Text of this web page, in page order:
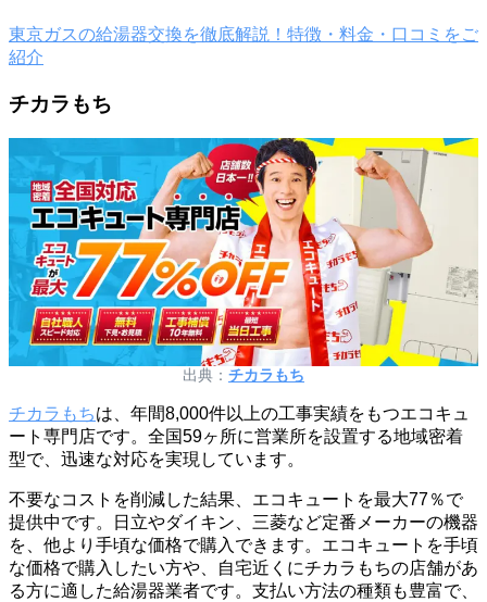
東京ガスの給湯器交換を徹底解説！特徴・料金・口コミをご
紹介
チカラもち
出典： チカラもち
チカラもちは、年間8,000件以上の工事実績をもつエコキュ
ート専門店です。全国59ヶ所に営業所を設置する地域密着
型で、迅速な対応を実現しています。
不要なコストを削減した結果、エコキュートを最大77％で
提供中です。日立やダイキン、三菱など定番メーカーの機器
を、他より手頃な価格で購入できます。エコキュートを手頃
な価格で購入したい方や、自宅近くにチカラもちの店舗があ
る方に適した給湯器業者です。支払い方法の種類も豊富で、